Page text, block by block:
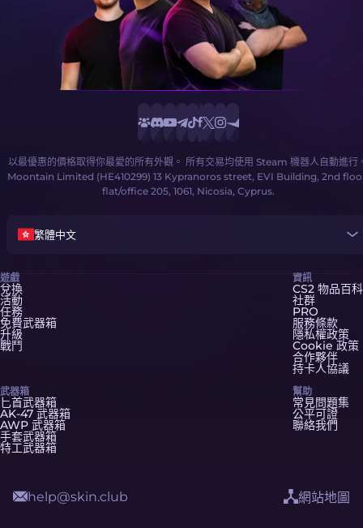
以最優惠的價格取得你最愛的所有外觀。 所有交易均使用 Steam 機器人自動進行
Moontain Limited (HE410299) 13 Kypranoros street, EVI Building, 2nd
flat/office 205, 1061, Nicosia, Cyprus.
繁體中文
遊戲
兌換
活動
任務
免費武器箱
升級
戰鬥
武器箱
匕首武器箱
AK-47 武器箱
AWP 武器箱
手套武器箱
特工武器箱
資訊
CS2 物品百科
社群
PRO
服務條款
隱私權政策
Cookie 政策
合作夥伴
持卡人協議
幫助
常見問題集
公平可證
聯絡我們
help@skin.club 網站地圖